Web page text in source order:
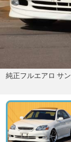
純正フルエアロ サ